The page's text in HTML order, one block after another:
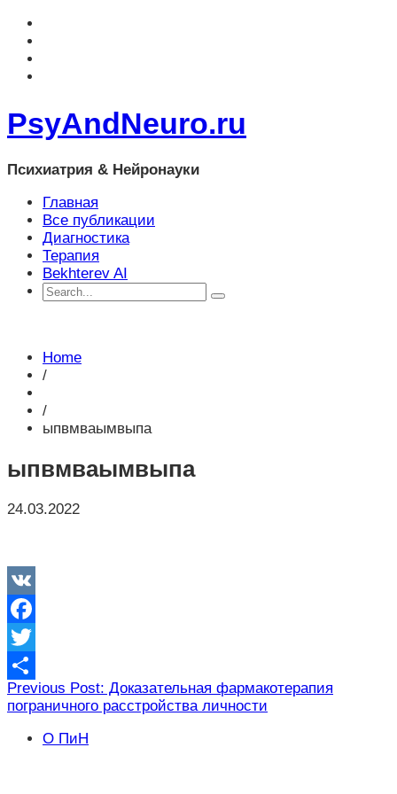
PsyAndNeuro.ru
Психиатрия & Нейронауки
Главная
Все публикации
Диагностика
Терапия
Bekhterev AI
Home
/
/
ыпвмваымвыпа
ыпвмваымвыпа
24.03.2022
VK
Facebook
Twitter
Отправить
Навигация
по
записям
Previous Post: Доказательная фармакотерапия
пограничного расстройства личности
О ПиН